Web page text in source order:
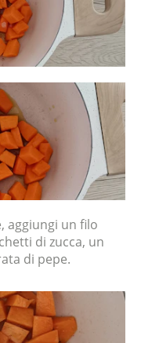
aggiungi un filo
di zucca, un
di pepe.